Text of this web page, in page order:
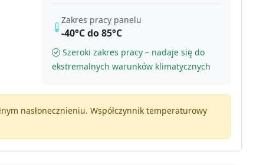
Zakres pracy panelu
-40°C do 85°C
Szeroki zakres pracy – nadaje się do
ekstremalnych warunków klimatycznych
nasłonecznieniu. Współczynnik temperaturowy